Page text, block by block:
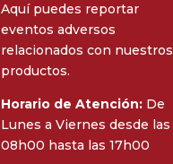
Aquí puedes reportar
eventos adversos
relacionados con nuestros
productos.
Horario de Atención: De
Lunes a Viernes desde las
08h00 hasta las 17h00